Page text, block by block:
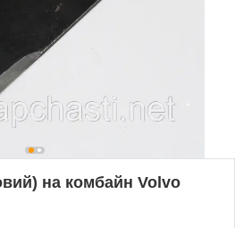
на комбайн Volvo